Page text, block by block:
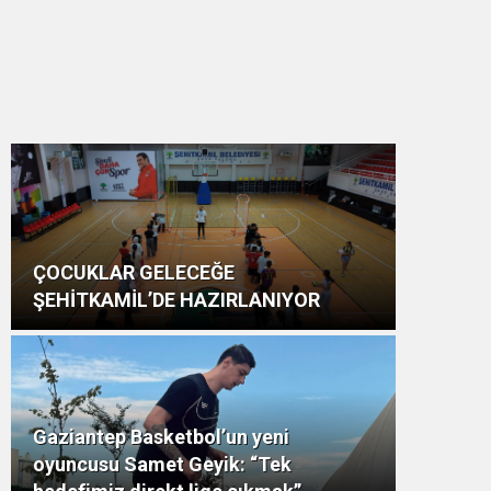
ÇOCUKLAR GELECEĞE
ŞEHİTKAMİL’DE HAZIRLANIYOR
Gaziantep Basketbol’un yeni
oyuncusu Samet Geyik: “Tek